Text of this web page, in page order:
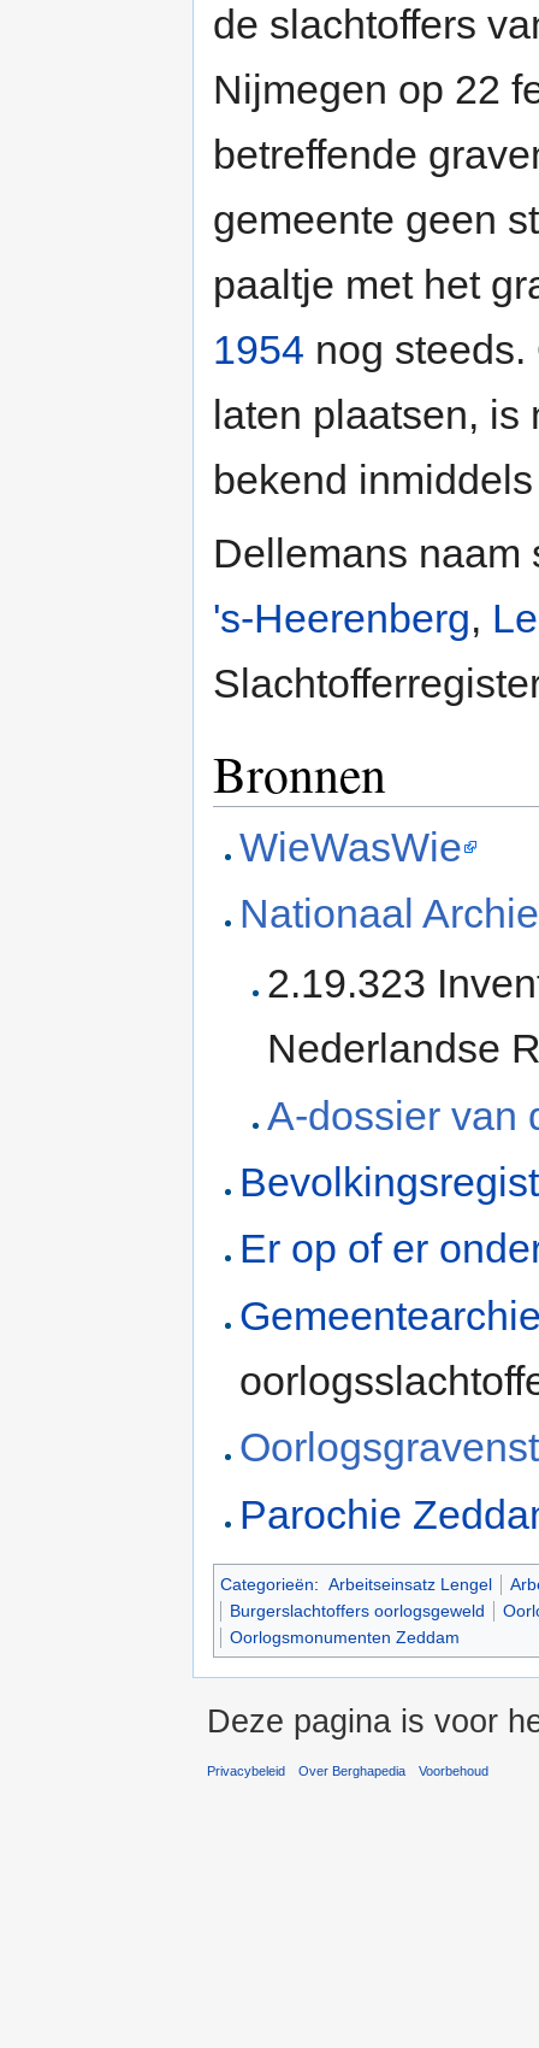
de slachtoffers
Nijmegen op 22
betreffende
gemeente geen
paaltje met het
1954 nog
laten plaatsen,
bekend
Dellemans naam
's-Heerenberg,
Bronnen
WieWasWie
Nationaal
2.19.323
Nederlandse
A-dossier van
Er op of er
Parochie
Categorieën: Arbeitseinsatz Lengel
Burgerslachtoffers oorlogsgeweld
Oorlogsmonumenten Zeddam
Deze pagina is voor
Privacybeleid Over Berghapedia Voorbehoud